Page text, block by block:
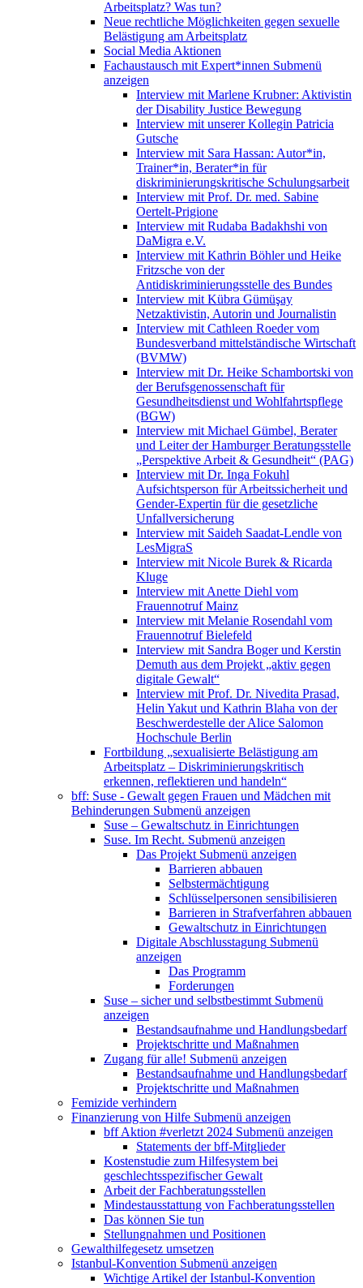
Arbeitsplatz? Was tun?
Neue rechtliche Möglichkeiten gegen sexuelle
Belästigung am Arbeitsplatz
Social Media Aktionen
Fachaustausch mit Expert*innen Submenü
anzeigen
Interview mit Marlene Krubner: Aktivistin
der Disability Justice Bewegung
Interview mit unserer Kollegin Patricia
Gutsche
Interview mit Sara Hassan: Autor*in,
Trainer*in, Berater*in für
diskriminierungskritische Schulungsarbeit
Interview mit Prof. Dr. med. Sabine
Oertelt-Prigione
Interview mit Rudaba Badakhshi von
DaMigra e.V.
Interview mit Kathrin Böhler und Heike
Fritzsche von der
Antidiskriminierungsstelle des Bundes
Interview mit Kübra Gümüşay
Netzaktivistin, Autorin und Journalistin
Interview mit Cathleen Roeder vom
Bundesverband mittelständische Wirtschaft
(BVMW)
Interview mit Dr. Heike Schambortski von
der Berufsgenossenschaft für
Gesundheitsdienst und Wohlfahrtspflege
(BGW)
Interview mit Michael Gümbel, Berater
und Leiter der Hamburger Beratungsstelle
„Perspektive Arbeit & Gesundheit“ (PAG)
Interview mit Dr. Inga Fokuhl
Aufsichtsperson für Arbeitssicherheit und
Gender-Expertin für die gesetzliche
Unfallversicherung
Interview mit Saideh Saadat-Lendle von
LesMigraS
Interview mit Nicole Burek & Ricarda
Kluge
Interview mit Anette Diehl vom
Frauennotruf Mainz
Interview mit Melanie Rosendahl vom
Frauennotruf Bielefeld
Interview mit Sandra Boger und Kerstin
Demuth aus dem Projekt „aktiv gegen
digitale Gewalt“
Interview mit Prof. Dr. Nivedita Prasad,
Helin Yakut und Kathrin Blaha von der
Beschwerdestelle der Alice Salomon
Hochschule Berlin
Fortbildung „sexualisierte Belästigung am
Arbeitsplatz – Diskriminierungskritisch
erkennen, reflektieren und handeln“
bff: Suse - Gewalt gegen Frauen und Mädchen mit
Behinderungen Submenü anzeigen
Suse – Gewaltschutz in Einrichtungen
Suse. Im Recht. Submenü anzeigen
Das Projekt Submenü anzeigen
Barrieren abbauen
Selbstermächtigung
Schlüsselpersonen sensibilisieren
Barrieren in Strafverfahren abbauen
Gewaltschutz in Einrichtungen
Digitale Abschlusstagung Submenü
anzeigen
Das Programm
Forderungen
Suse – sicher und selbstbestimmt Submenü
anzeigen
Bestandsaufnahme und Handlungsbedarf
Projektschritte und Maßnahmen
Zugang für alle! Submenü anzeigen
Bestandsaufnahme und Handlungsbedarf
Projektschritte und Maßnahmen
Femizide verhindern
Finanzierung von Hilfe Submenü anzeigen
bff Aktion #verletzt 2024 Submenü anzeigen
Statements der bff-Mitglieder
Kostenstudie zum Hilfesystem bei
geschlechtsspezifischer Gewalt
Arbeit der Fachberatungsstellen
Mindestausstattung von Fachberatungsstellen
Das können Sie tun
Stellungnahmen und Positionen
Gewalthilfegesetz umsetzen
Istanbul-Konvention Submenü anzeigen
Wichtige Artikel der Istanbul-Konvention